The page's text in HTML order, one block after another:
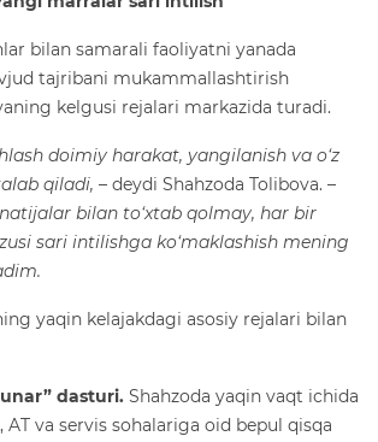
bilan samarali faoliyatni yanada
tajribani mukammallashtirish
kelgusi rejalari markazida turadi.
doimiy harakat, yangilanish va o‘z
qiladi, – deydi Shahzoda Tolibova. –
bilan to‘xtab qolmay, har bir
sari intilishga ko‘maklashish mening
yaqin kelajakdagi asosiy rejalari bilan
dasturi. Shahzoda yaqin vaqt ichida
va servis sohalariga oid bepul qisqa